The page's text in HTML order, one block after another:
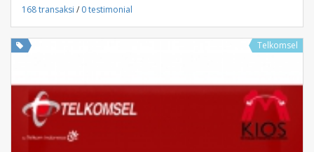
168 transaksi / 0 testimonial
Telkomsel